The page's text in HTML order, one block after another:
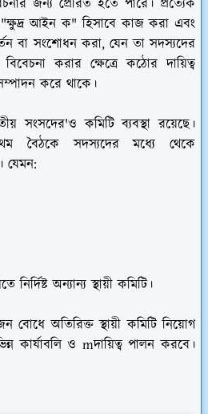
জন্য প্রেরিত হতে পারে। প্রত্যেক
"ক্ষুদ্র আইন ক" হিসাবে কাজ করা এবং
বা সংশোধন করা, যেন তা সদস্যদের
করার ক্ষেত্রে কঠোর দায়িত্ব
করে থাকে।
সংসদের'ও কমিটি ব্যবস্থা রয়েছে।
বৈঠকে সদস্যদের মধ্যে থেকে
যেমন:
নির্দিষ্ট অন্যান্য স্থায়ী কমিটি।
অতিরিক্ত স্থায়ী কমিটি নিয়োগ
কার্যাবলি ও mদায়িত্ব পালন করবে।